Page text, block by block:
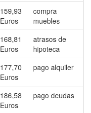
159,93
Euros
compra
muebles
168,81
Euros
atrasos de
hipoteca
177,70
Euros
pago alquiler
186,58
Euros
pago deudas